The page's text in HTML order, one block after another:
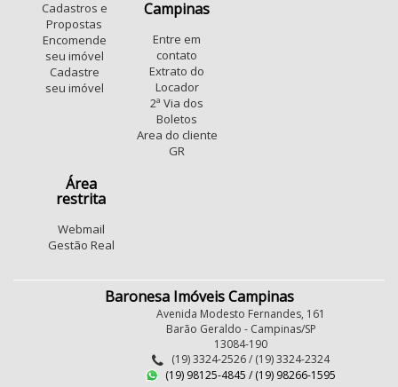
Parque Dom Pedro II
Novo Taquaral
Jardim Santa Terezinha (Nova Veneza)
Parque Imperador
Jardim Samambaia
Jardim Novo Barão Geraldo
Vila Industrial (Campinas)
sousas
Jardim Carlos Lourenço
Conjunto Habitacional Vila Reggio
Swiss Park
Loteamento Chácaras Vale das Garças
Chácara Primavera
Fundacao da Casa Popular
Cadastros e
Propostas
Encomende
seu imóvel
Cadastre
seu imóvel
Campinas
Entre em
contato
Extrato do
Locador
2ª Via dos
Boletos
Area do cliente
GR
Área
restrita
Webmail
Gestão Real
Baronesa Imóveis Campinas
Avenida Modesto Fernandes, 161
Barão Geraldo - Campinas/SP
13084-190
(19) 3324-2526 / (19) 3324-2324
(19) 98125-4845 / (19) 98266-1595